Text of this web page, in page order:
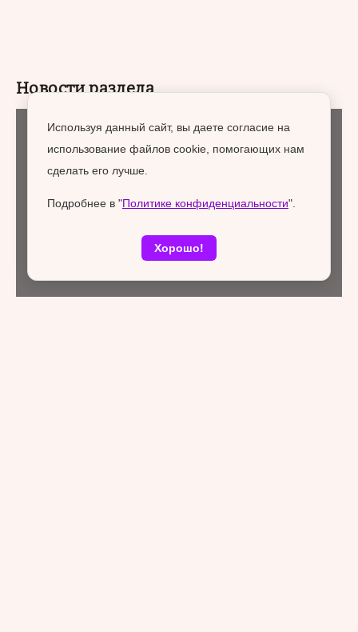
Новости раздела
Образование и наука
Используя данный сайт, вы даете согласие на
использование файлов cookie, помогающих нам
сделать его лучше.
Подробнее в "Политике конфиденциальности".
Хорошо!